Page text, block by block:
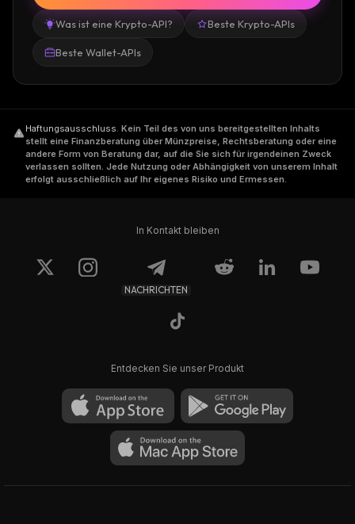
Was ist eine Krypto-API? Beste Krypto-APIs
Beste Wallet-APIs
Haftungsausschluss. Kein Teil des von uns bereitgestellten Inhalts
stellt eine Finanzberatung über Münzpreise, Rechtsberatung oder eine
andere Form von Beratung dar, auf die Sie sich für irgendeinen Zweck
verlassen sollten. Jede Nutzung oder Abhängigkeit von unserem Inhalt
erfolgt ausschließlich auf Ihr eigenes Risiko und Ermessen.
In Kontakt bleiben
NACHRICHTEN
Entdecken Sie unser Produkt